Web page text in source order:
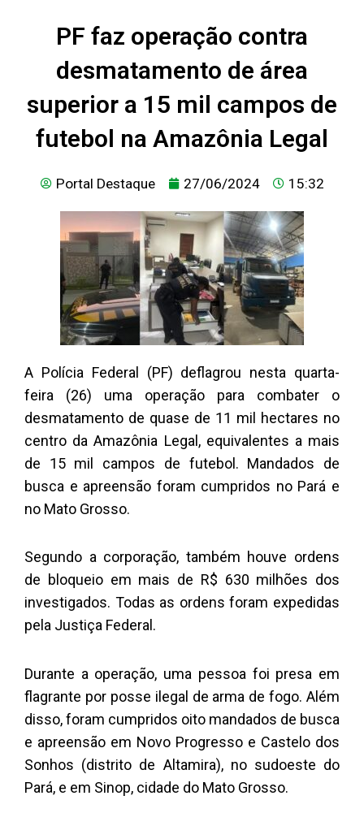
PF faz operação contra
desmatamento de área
superior a 15 mil campos de
futebol na Amazônia Legal
Portal Destaque 27/06/2024 15:32
A Polícia Federal (PF) deflagrou nesta quarta-
feira (26) uma operação para combater o
desmatamento de quase de 11 mil hectares no
centro da Amazônia Legal, equivalentes a mais
de 15 mil campos de futebol. Mandados de
busca e apreensão foram cumpridos no Pará e
no Mato Grosso.
Segundo a corporação, também houve ordens
de bloqueio em mais de R$ 630 milhões dos
investigados. Todas as ordens foram expedidas
pela Justiça Federal.
Durante a operação, uma pessoa foi presa em
flagrante por posse ilegal de arma de fogo. Além
disso, foram cumpridos oito mandados de busca
e apreensão em Novo Progresso e Castelo dos
Sonhos (distrito de Altamira), no sudoeste do
Pará, e em Sinop, cidade do Mato Grosso.